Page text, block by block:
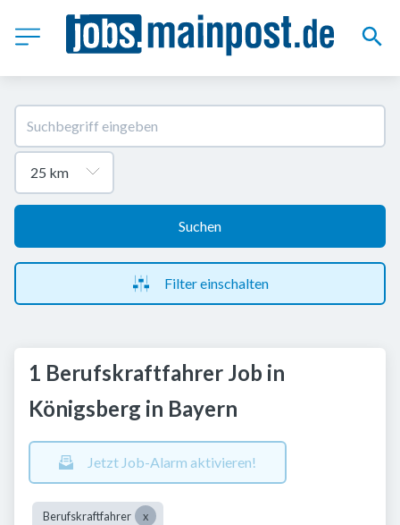
Suchen
Filter einschalten
1 Berufskraftfahrer Job in
Königsberg in Bayern
Jetzt Job-Alarm aktivieren!
Berufskraftfahrer